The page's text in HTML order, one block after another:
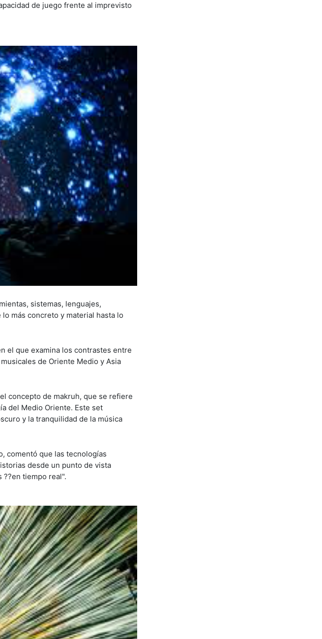
de juego frente al imprevisto
sistemas, lenguajes,
más concreto y material hasta lo
el que examina los contrastes entre
de Oriente Medio y Asia
concepto de makruh, que se refiere
del Medio Oriente. Este set
y la tranquilidad de la música
comentó que las tecnologías
desde un punto de vista
tiempo real".